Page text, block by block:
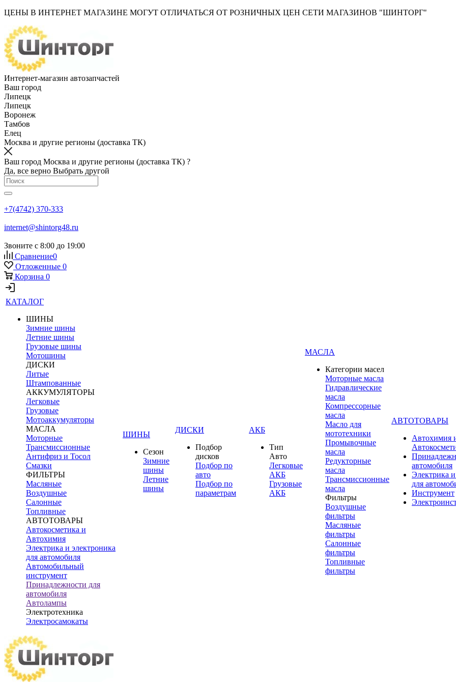
ЦЕНЫ В ИНТЕРНЕТ МАГАЗИНЕ МОГУТ ОТЛИЧАТЬСЯ ОТ РОЗНИЧНЫХ ЦЕН СЕТИ МАГАЗИНОВ "ШИНТОРГ"
Интернет-магазин автозапчастей
Ваш город
Липецк
Липецк
Воронеж
Тамбов
Елец
Москва и другие регионы (доставка ТК)
Ваш город Москва и другие регионы (доставка ТК) ?
Да, все верно Выбрать другой
+7(4742) 370-333
internet@shintorg48.ru
Звоните с 8:00 до 19:00
Сравнение0
Отложенные 0
Корзина 0
КАТАЛОГ
ШИНЫ
Зимние шины
Летние шины
Грузовые шины
Мотошины
ДИСКИ
Литые
Штампованные
АККУМУЛЯТОРЫ
Легковые
Грузовые
Мотоаккумуляторы
МАСЛА
Моторные
Трансмиссионные
Антифриз и Тосол
Смазки
ФИЛЬТРЫ
Масляные
Воздушные
Салонные
Топливные
АВТОТОВАРЫ
Автокосметика и
Автохимия
Электрика и электроника
для автомобиля
Автомобильный
инструмент
Принадлежности для
автомобиля
Автолампы
Электротехника
Электросамокаты
ШИНЫ
Сезон
Зимние
шины
Летние
шины
ДИСКИ
Подбор
дисков
Подбор по
авто
Подбор по
параметрам
АКБ
Тип
Авто
Легковые
АКБ
Грузовые
АКБ
МАСЛА
Категории масел
Моторные масла
Гидравлические
масла
Компрессорные
масла
Масло для
мототехники
Промывочные
масла
Редукторные
масла
Трансмиссионные
масла
Фильтры
Воздушные
фильтры
Масляные
фильтры
Салонные
фильтры
Топливные
фильтры
АВТОТОВАРЫ
Автохимия
автомобиля
Электрика
для
Инструмент